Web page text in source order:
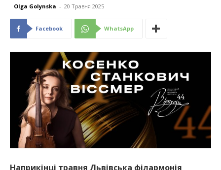
Olga Golynska - 20 Травня 2025
Facebook WhatsApp
Наприкінці травня Львівська філармонія